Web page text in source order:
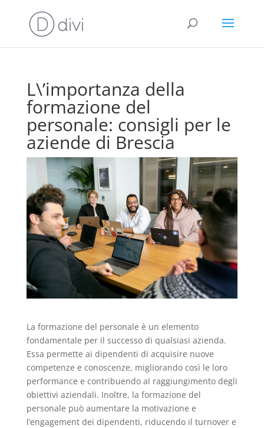
L\’importanza della
formazione del
personale: consigli per le
aziende di Brescia
La formazione del personale è un elemento
fondamentale per il successo di qualsiasi azienda.
Essa permette ai dipendenti di acquisire nuove
competenze e conoscenze, migliorando così le loro
performance e contribuendo al raggiungimento degli
obiettivi aziendali. Inoltre, la formazione del
personale può aumentare la motivazione e
l’engagement dei dipendenti, riducendo il turnover e